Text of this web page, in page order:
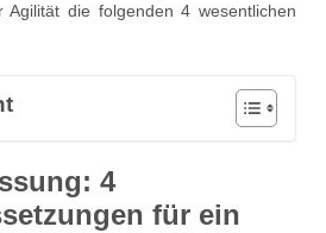
die folgenden 4 wesentlichen
4
für ein